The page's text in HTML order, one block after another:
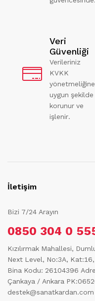
Veri
Güvenliği
Verileriniz
KVKK
yönetmeliğine
uygun şekilde
korunur ve
işlenir.
İletişim
Bizi 7/24 Arayın
0850 304 0
Kızılırmak Mahallesi,
Next Level, No:3A, Kat:16,
Bina Kodu: 26104396
Çankaya / Ankara
destek@sanatkardan.com